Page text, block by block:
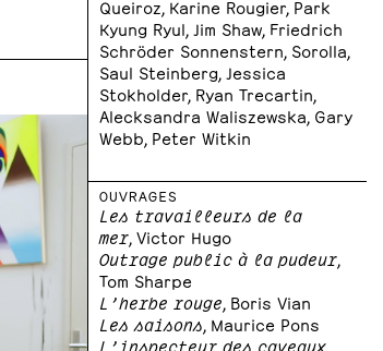
Queiroz, Karine Rougier, Park
Kyung Ryul, Jim Shaw, Friedrich
Schröder Sonnenstern, Sorolla,
Saul Steinberg, Jessica
Stokholder, Ryan Trecartin,
Alecksandra Waliszewska, Gary
Webb, Peter Witkin
OUVRAGES
Les travailleurs de la
mer , Victor Hugo
Outrage public à la pudeur
Tom Sharpe
L’herbe rouge , Boris Vian
Les saisons , Maurice Pons
L’inspecteur des caveaux